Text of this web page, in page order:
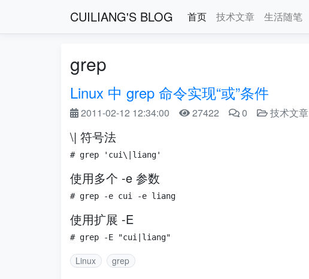
CUILIANG'S BLOG 首页 技术文章 生活随笔
grep
Linux 中 grep 命令实现“或”条件
2011-02-12 12:34:00 27422 0 技术文章
\| 符号法
使用多个 -e 参数
使用扩展 -E
Linux grep